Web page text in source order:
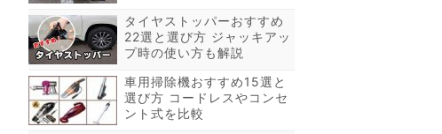
タイヤストッパーおすすめ
22選と選び方 ジャッキアッ
プ時の使い方も解説
車用掃除機おすすめ15選と
選び方 コードレスやコンセ
ント式を比較